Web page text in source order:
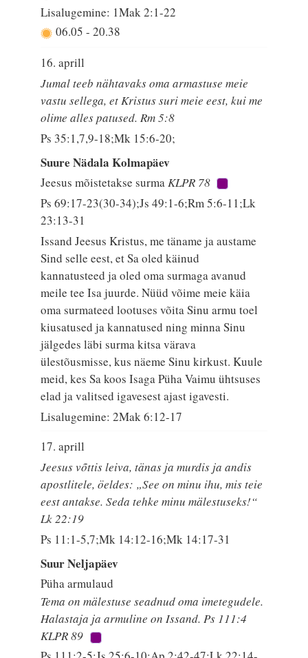
Lisalugemine: 1Mak 2:1-22
06.05-20.38
16. aprill
Jumal teeb nähtavaks oma armastuse meie
vastu sellega, et Kristus suri meie eest, kui me
olime alles patused. Rm 5:8
Ps 35:1,7,9-18;Mk 15:6-20;
Suure Nädala Kolmapäev
Jeesus mõistetakse surmaKLPR 78
Ps 69:17-23(30-34);Js 49:1-6;Rm 5:6-11;Lk
23:13-31
Issand Jeesus Kristus, me täname ja austame
Sind selle eest, et Sa oled käinud
kannatusteed ja oled oma surmaga avanud
meile tee Isa juurde. Nüüd võime meie käia
oma surmateed lootuses võita Sinu armu toel
kiusatused ja kannatused ning minna Sinu
jälgedes läbi surma kitsa värava
ülestõusmisse, kus näeme Sinu kirkust. Kuule
meid, kes Sa koos Isaga Püha Vaimu ühtsuses
elad ja valitsed igavesest ajast igavesti.
Lisalugemine: 2Mak 6:12-17
17. aprill
Jeesus võttis leiva, tänas ja murdis ja andis
apostlitele, öeldes: „See on minu ihu, mis teie
eest antakse. Seda tehke minu mälestuseks!“
Lk 22:19
Ps 11:1-5,7;Mk 14:12-16;Mk 14:17-31
Suur Neljapäev
Püha armulaud
Tema on mälestuse seadnud oma imetegudele.
Halastaja ja armuline on Issand. Ps 111:4
KLPR 89